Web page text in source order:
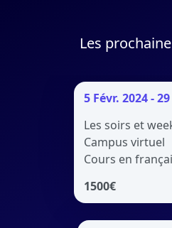
Les
5 Févr. 2024 -
Les soirs et
Campus virtuel
Cours en
1500€